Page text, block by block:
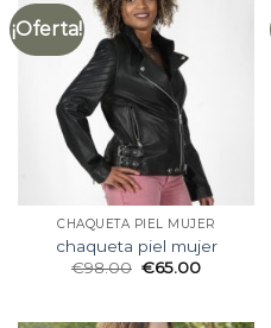
¡Oferta!
CHAQUETA PIEL MUJER
chaqueta piel mujer
€98.00 €65.00